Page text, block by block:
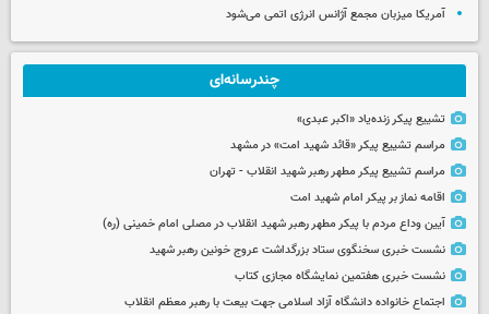
آمریکا میزبان مجمع آژانس انرژی اتمی می‌شود
چندرسانه‌ای
تشییع پیکر زنده‌یاد «اکبر عبدی»
مراسم تشییع پیکر «قائد شهید امت» در مشهد
مراسم تشییع پیکر مطهر رهبر شهید انقلاب - تهران
اقامه نماز بر پیکر امام شهید امت
آیین وداع مردم با پیکر مطهر رهبر شهید انقلاب در مصلی امام خمینی (ره)
نشست خبری سخنگوی ستاد بزرگداشت عروج خونین رهبر شهید
نشست خبری هفتمین نمایشگاه مجازی کتاب
اجتماع خانواده دانشگاه آزاد اسلامی جهت بیعت با رهبر معظم انقلاب